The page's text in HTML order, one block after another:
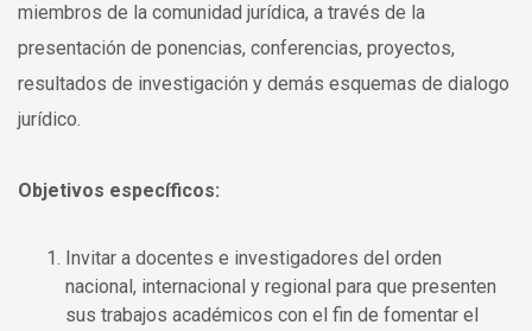
miembros de la comunidad jurídica, a través de la
presentación de ponencias, conferencias, proyectos,
resultados de investigación y demás esquemas de dialogo
jurídico.
Objetivos específicos:
Invitar a docentes e investigadores del orden
nacional, internacional y regional para que presenten
sus trabajos académicos con el fin de fomentar el